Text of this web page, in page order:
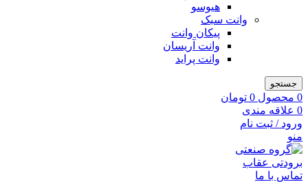
هیوسو
وانت سبک
پیکان وانت
وانت آریسان
وانت پراید
جستجو
0 محصول 0 تومان
0 علاقه مندی
ورود / ثبت نام
منو
تماس با ما